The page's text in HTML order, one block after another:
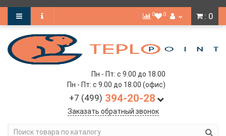
: 0
0 0
Пн - Пт: с 9.00 до 18.00
Пн - Пт: с 9.00 до 18.00 (офис)
+7 (499) 394-20-28
Заказать обратный звонок